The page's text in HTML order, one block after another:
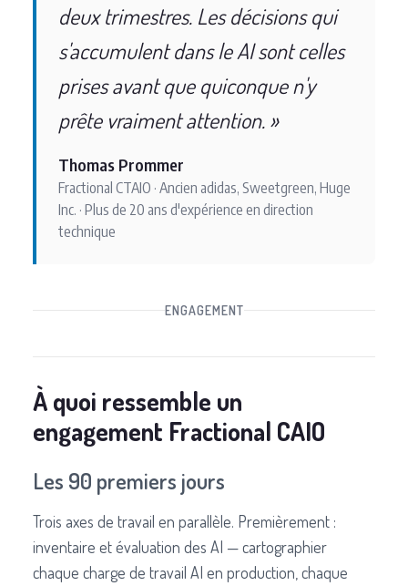
deux trimestres. Les décisions qui
s'accumulent dans le AI sont celles
prises avant que quiconque n'y
prête vraiment attention. »
Thomas Prommer
Fractional CTAIO · Ancien adidas, Sweetgreen, Huge
Inc. · Plus de 20 ans d'expérience en direction
technique
ENGAGEMENT
À quoi ressemble un
engagement Fractional CAIO
Les 90 premiers jours
Trois axes de travail en parallèle. Premièrement :
inventaire et évaluation des AI — cartographier
chaque charge de travail AI en production, chaque